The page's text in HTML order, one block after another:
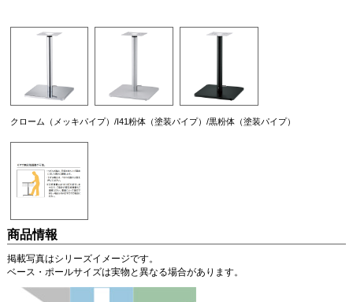
クローム（メッキパイプ）/I41粉体（塗装パイプ）/黒粉体（塗装パイプ）
商品情報
掲載写真はシリーズイメージです。
ベース・ポールサイズは実物と異なる場合があります。